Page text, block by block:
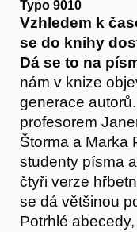
Typo 9010
Vzhledem k
se do knihy
Dá se to na
nám v knize
generace
profesorem
Štorma a Marka
studenty písma
čtyři verze
se dá většinou
Potrhlé